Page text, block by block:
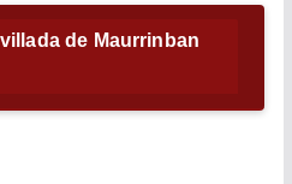
de Maurrinban